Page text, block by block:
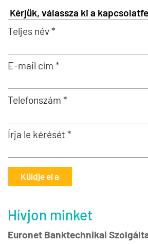
Teljes név *
E-mail cím *
Telefonszám *
Írja le kérését *
Küldje el a
Hívjon minket
Euronet Banktechnikai